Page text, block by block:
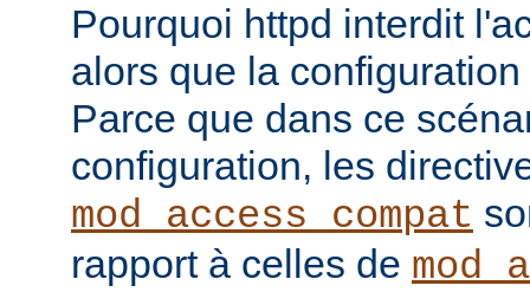
Pourquoi httpd interdit
alors que la
Parce que dans ce
configuration, les
mod_access_compat
rapport à celles de